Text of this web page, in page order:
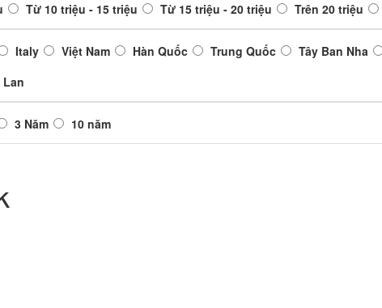
Từ 10 triệu - 15 triệu Từ 15 triệu - 20 triệu Trên 20 triệu
Italy Việt Nam Hàn Quốc Trung Quốc Tây Ban Nha
Lan
3 Năm 10 năm